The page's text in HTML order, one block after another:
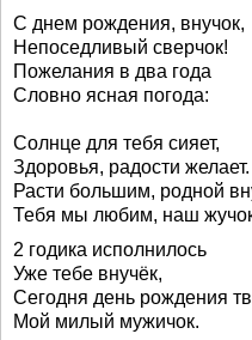
С днем рождения, внучок,
Непоседливый сверчок!
Пожелания в два года
Словно ясная погода:
Солнце для тебя сияет,
Здоровья, радости желает.
Расти большим, родной
Тебя мы любим, наш
2 годика исполнилось
Уже тебе внучёк,
Сегодня день рождения
Мой милый мужичок.